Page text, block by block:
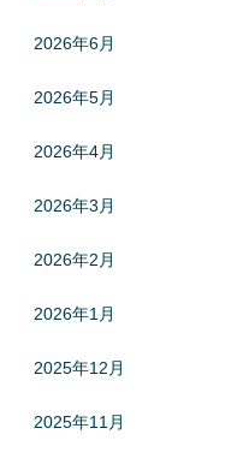
2026年6月
2026年5月
2026年4月
2026年3月
2026年2月
2026年1月
2025年12月
2025年11月